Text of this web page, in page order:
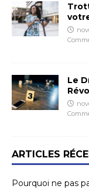
Le
ARTICLES
Pourquoi ne pas